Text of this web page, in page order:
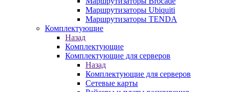
Маршрутизаторы Ubiquiti
Маршрутизаторы TENDA
Комплектующие
Назад
Комплектующие
Комплектующие для серверов
Назад
Комплектующие для серверов
Сетевые карты